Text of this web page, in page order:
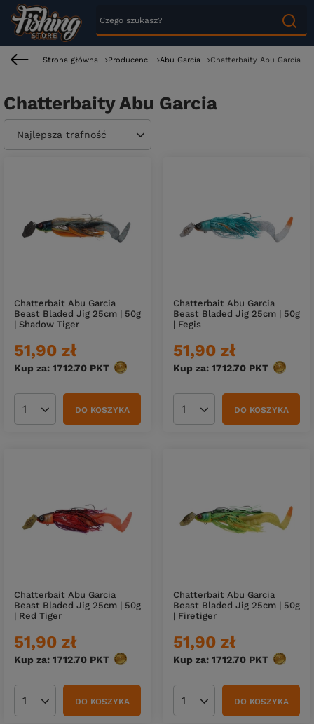
Strona główna Producenci Abu Garcia Chatterbaity Abu Garcia
Chatterbaity Abu Garcia
Zmień sortowanie
Najlepsza trafność
Chatterbait Abu Garcia
Beast Bladed Jig 25cm | 50g
| Shadow Tiger
51,90 zł
Kup za: 1712.70 PKT punktów
Ilość produktówDO KOSZYKA
Chatterbait Abu Garcia
Beast Bladed Jig 25cm | 50g
| Fegis
51,90 zł
Kup za: 1712.70 PKT punktów
Ilość produktówDO KOSZYKA
Chatterbait Abu Garcia
Beast Bladed Jig 25cm | 50g
| Red Tiger
51,90 zł
Kup za: 1712.70 PKT punktów
Ilość produktówDO KOSZYKA
Chatterbait Abu Garcia
Beast Bladed Jig 25cm | 50g
| Firetiger
51,90 zł
Kup za: 1712.70 PKT punktów
Ilość produktówDO KOSZYKA